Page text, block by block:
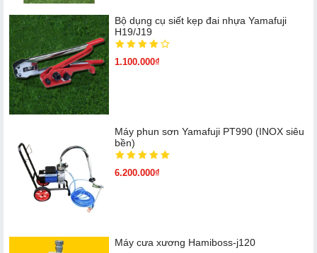
Bộ dụng cụ siết kẹp đai nhựa Yamafuji
H19/J19
1.100.000₫
Máy phun sơn Yamafuji PT990 (INOX siêu
bền)
6.200.000₫
Máy cưa xương Hamiboss-j120